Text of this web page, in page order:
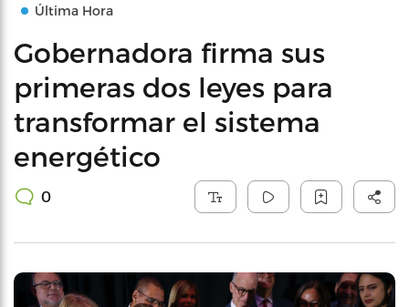
Última Hora
Gobernadora firma sus
primeras dos leyes para
transformar el sistema
energético
0